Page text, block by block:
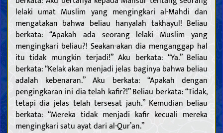
lelaki umat Muslim yang mengingkari al-Mahdi dan
mengatakan bahwa beliau hanyalah takhayul! Beliau
berkata: “Apakah ada seorang lelaki Muslim yang
mengingkari beliau?! Seakan-akan dia menganggap hal
itu tidak mungkin terjadi!” Aku berkata: “Ya.” Beliau
berkata: “Kelak akan menjadi jelas baginya bahwa beliau
adalah kebenaran.” Aku berkata: “Apakah dengan
pengingkaran ini dia telah kafir?!” Beliau berkata: “Tidak,
tetapi dia jelas telah tersesat jauh.” Kemudian beliau
berkata: “Mereka tidak menjadi kafir kecuali mereka
mengingkari satu ayat dari al-Qur’an.”